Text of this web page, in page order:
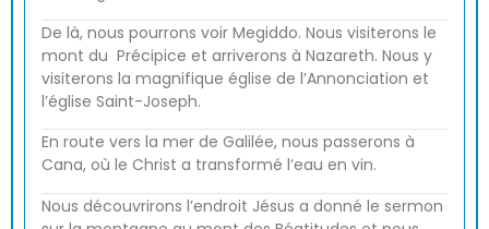
De là, nous pourrons voir Megiddo. Nous visiterons le
mont du Précipice et arriverons à Nazareth. Nous y
visiterons la magnifique église de l’Annonciation et
l’église Saint-Joseph.
En route vers la mer de Galilée, nous passerons à
Cana, où le Christ a transformé l’eau en vin.
Nous découvrirons l’endroit Jésus a donné le sermon